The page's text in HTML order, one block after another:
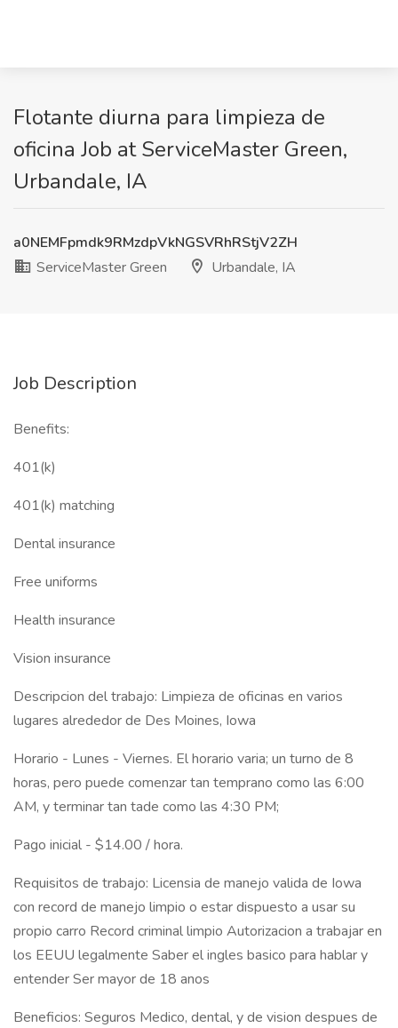
Flotante diurna para limpieza de
oficina Job at ServiceMaster Green,
Urbandale, IA
a0NEMFpmdk9RMzdpVkNGSVRhRStjV2ZH
ServiceMaster Green
Urbandale, IA
Job Description
Benefits:
401(k)
401(k) matching
Dental insurance
Free uniforms
Health insurance
Vision insurance
Descripcion del trabajo: Limpieza de oficinas en varios
lugares alrededor de Des Moines, Iowa
Horario - Lunes - Viernes. El horario varia; un turno de 8
horas, pero puede comenzar tan temprano como las 6:00
AM, y terminar tan tade como las 4:30 PM;
Pago inicial - $14.00 / hora.
Requisitos de trabajo: Licensia de manejo valida de Iowa
con record de manejo limpio o estar dispuesto a usar su
propio carro Record criminal limpio Autorizacion a trabajar en
los EEUU legalmente Saber el ingles basico para hablar y
entender Ser mayor de 18 anos
Beneficios: Seguros Medico, dental, y de vision despues de